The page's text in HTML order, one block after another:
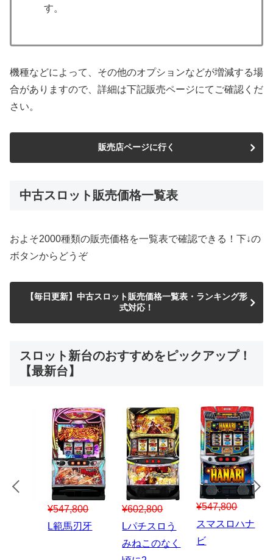
す。
機種などによって、その他のオプションなどが増減する場
合がありますので、詳細は下記販売ページにてご確認くだ
さい。
販売店ページに行く
中古スロット販売価格一覧表
およそ2000種類の販売価格を一覧表で確認できる！下↓の
ボタンからどうぞ
【毎日更新】中古スロット販売価格一覧表・ランキング形
式対応！
スロット新台のおすすめをピックアップ！
【最新台】
¥547,800
スマスロハナ
¥150,000
スマスロ秘宝
¥1,867,800
Lパチスロ 炎
炎ノ消防隊2